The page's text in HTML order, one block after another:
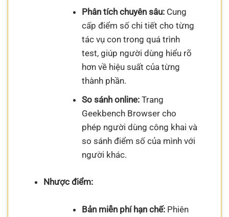
Phân tích chuyên sâu:Cung
cấp điểm số chi tiết cho từng
tác vụ con trong quá trình
test, giúp người dùng hiểu rõ
hơn về hiệu suất của từng
thành phần.
So sánh online:Trang
Geekbench Browser cho
phép người dùng công khai và
so sánh điểm số của mình với
người khác.
Nhược điểm:
Bản miễn phí hạn chế:Phiên